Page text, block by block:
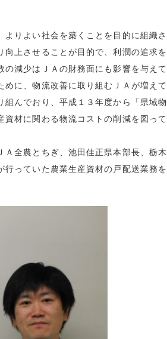
りよい社会を築くことを目的に組織さ
上させることが目的で、利潤の追求を
減少はＪＡの財務面にも影響を与えて
に、物流改善に取り組むＪＡが増えて
んでおり、平成１３年度から「県域物
材に関わる物流コストの削減を図って
全農とちぎ、池田佳正県本部長、栃木
っていた農業生産資材の戸配送業務を